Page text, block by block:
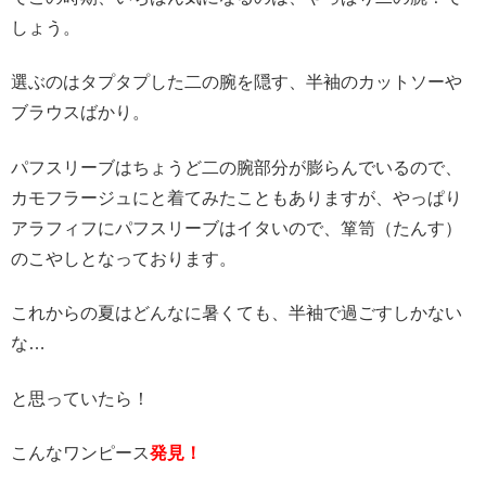
しょう。
選ぶのはタプタプした二の腕を隠す、半袖のカットソーや
ブラウスばかり。
パフスリーブはちょうど二の腕部分が膨らんでいるので、
カモフラージュにと着てみたこともありますが、やっぱり
アラフィフにパフスリーブはイタいので、箪笥（たんす）
のこやしとなっております。
これからの夏はどんなに暑くても、半袖で過ごすしかない
な…
と思っていたら！
こんなワンピース発見！